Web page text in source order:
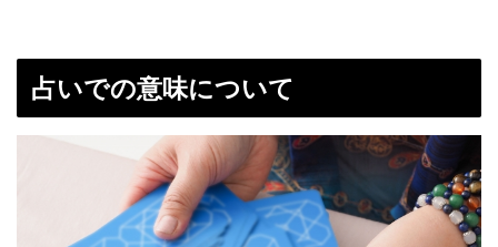
占いでの意味について